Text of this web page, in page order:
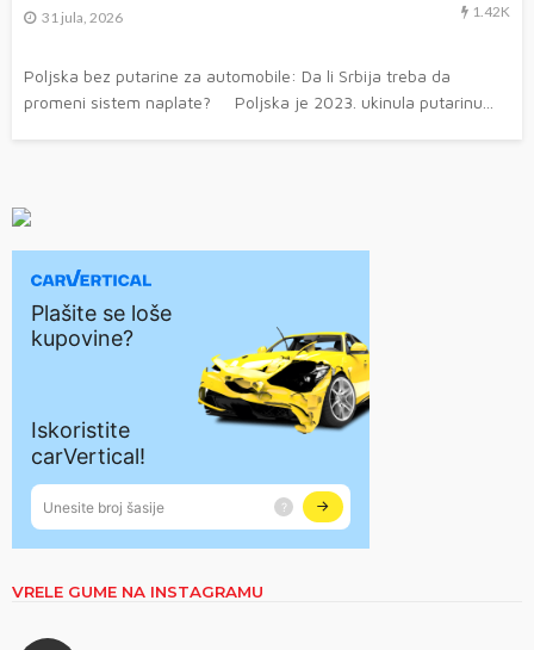
31 jula, 2026 1.42K
Poljska bez putarine za automobile: Da li Srbija treba da
promeni sistem naplate? Poljska je 2023. ukinula putarinu...
VRELE GUME NA INSTAGRAMU